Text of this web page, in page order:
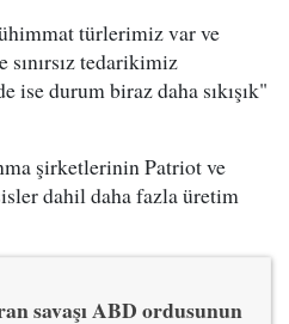
türlerimiz var ve
sınırsız tedarikimiz
ise durum biraz daha sıkışık"
şirketlerinin Patriot ve
dahil daha fazla üretim
savaşı ABD ordusunun